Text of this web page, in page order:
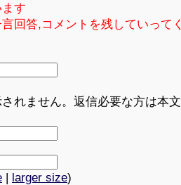
す
回答,コメントを残していって
れません。返信必要な方は本
| larger size)